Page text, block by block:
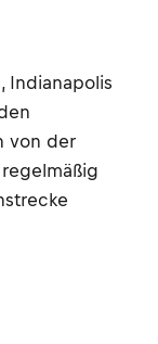
Indianapolis
von der